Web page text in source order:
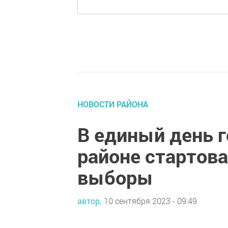
НОВОСТИ РАЙОНА
В единый день
районе
выборы
автор, 10 сентября 2023 - 09:49